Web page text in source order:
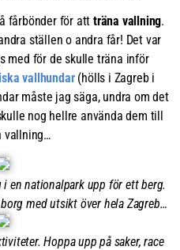
fårbönder för attträna vallning.
ställen o andra får! Det var
med för de skulle träna inför
vallhundar(hölls i Zagreb i
måste jag säga, undra om det
nog hellre använda dem till
vallning…
en nationalpark upp för ett berg.
med utsikt över hela Zagreb…
Hoppa upp på saker, race